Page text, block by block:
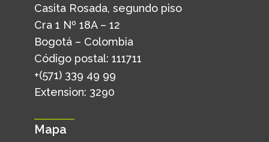
Casita Rosada, segundo piso
Cra 1 Nº 18A – 12
Bogotá – Colombia
Código postal: 111711
+(571) 339 49 99
Extension: 3290
Mapa